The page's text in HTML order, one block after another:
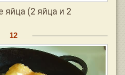
яйца (2 яйца и 2